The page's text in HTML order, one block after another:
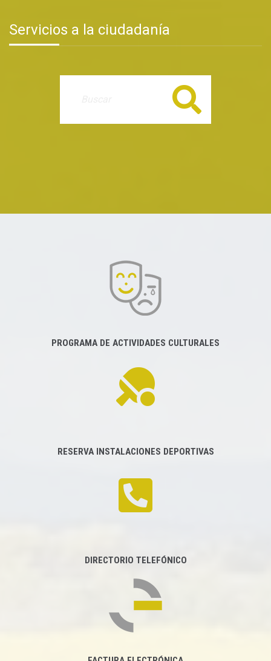
Servicios a la ciudadanía
Buscar
PROGRAMA DE ACTIVIDADES CULTURALES
RESERVA INSTALACIONES DEPORTIVAS
DIRECTORIO TELEFÓNICO